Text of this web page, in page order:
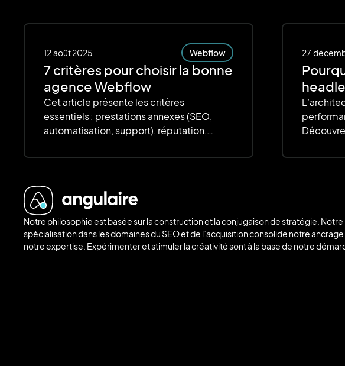
12août 2025 Webflow
7 critères pour choisir la bonne
agence Webflow
Cet article présente les critères
essentiels : prestations annexes (SEO,
automatisation, support), réputation,
évolutivité, délais et budget. L’accent est
rapport qualité-prix pour garantir un site
performant et évolutif.
27
Notre philosophie est basée sur la construction et la conjugaison de stratégie. Notre
spécialisation dans les domaines du SEO et de l’acquisition consolide notre ancrage
notre expertise. Expérimenter et stimuler la créativité sont à la base de notre